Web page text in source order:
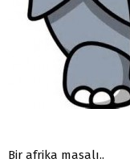
Bir afrika masalı..